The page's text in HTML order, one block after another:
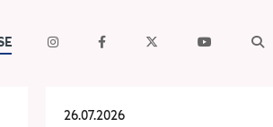
26.07.2026